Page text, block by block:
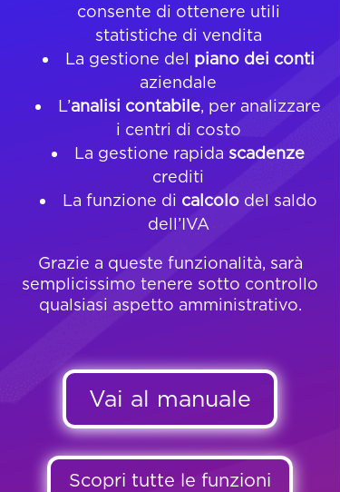
consente di ottenere utili
statistiche di vendita
La gestione del piano dei conti
aziendale
L’analisi contabile, per analizzare
i centri di costo
La gestione rapida scadenze
crediti
La funzione di calcolodel saldo
dell’IVA
Grazie a queste funzionalità, sarà
semplicissimo tenere sotto controllo
qualsiasi aspetto amministrativo.
Vai al manuale
Scopri tutte le funzioni